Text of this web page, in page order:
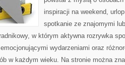
inspiracji na weekend,
spotkanie ze znajomymi
w którym aktywna rozrywka
wydarzeniami oraz
w każdym wieku. Na stronie można